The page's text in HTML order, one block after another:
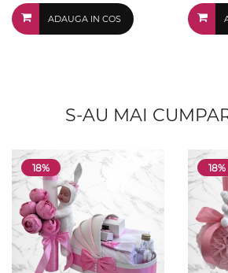
ADAUGA IN COS
S-AU MAI
18% 18%